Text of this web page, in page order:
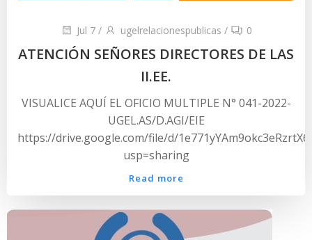
Jul 7 / ugelrelacionespublicas / 0
ATENCIÓN SEÑORES DIRECTORES DE LAS
II.EE.
VISUALICE AQUÍ EL OFICIO MULTIPLE N° 041-2022-
UGEL.AS/D.AGI/EIE
https://drive.google.com/file/d/
usp=sharing
Read more